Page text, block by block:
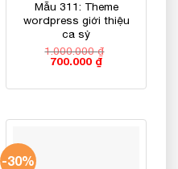
Mẫu 311: Theme
wordpress giới thiệu
ca sỷ
1.000.000₫
Giá
1.000.000 ₫.
700.000 ₫Giá
là:
-30%